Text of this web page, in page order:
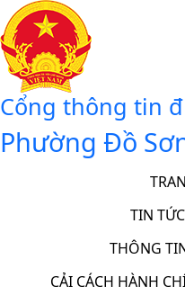
Cổng thông tin
Phường Đồ
TIN
THÔNG
CẢI CÁCH HÀNH